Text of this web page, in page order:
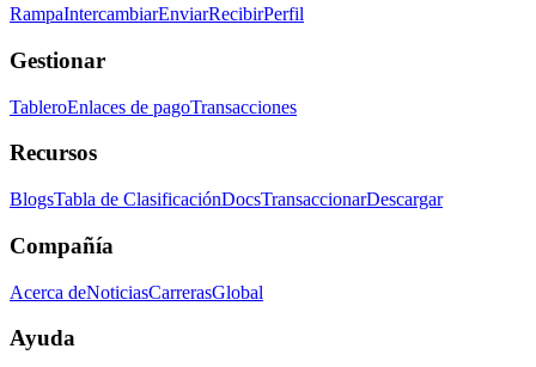
RampaIntercambiarEnviarRecibirPerfil
Gestionar
TableroEnlaces de pagoTransacciones
Recursos
BlogsTabla de ClasificaciónDocsTransaccionarDescargar
Compañía
Acerca deNoticiasCarrerasGlobal
Ayuda